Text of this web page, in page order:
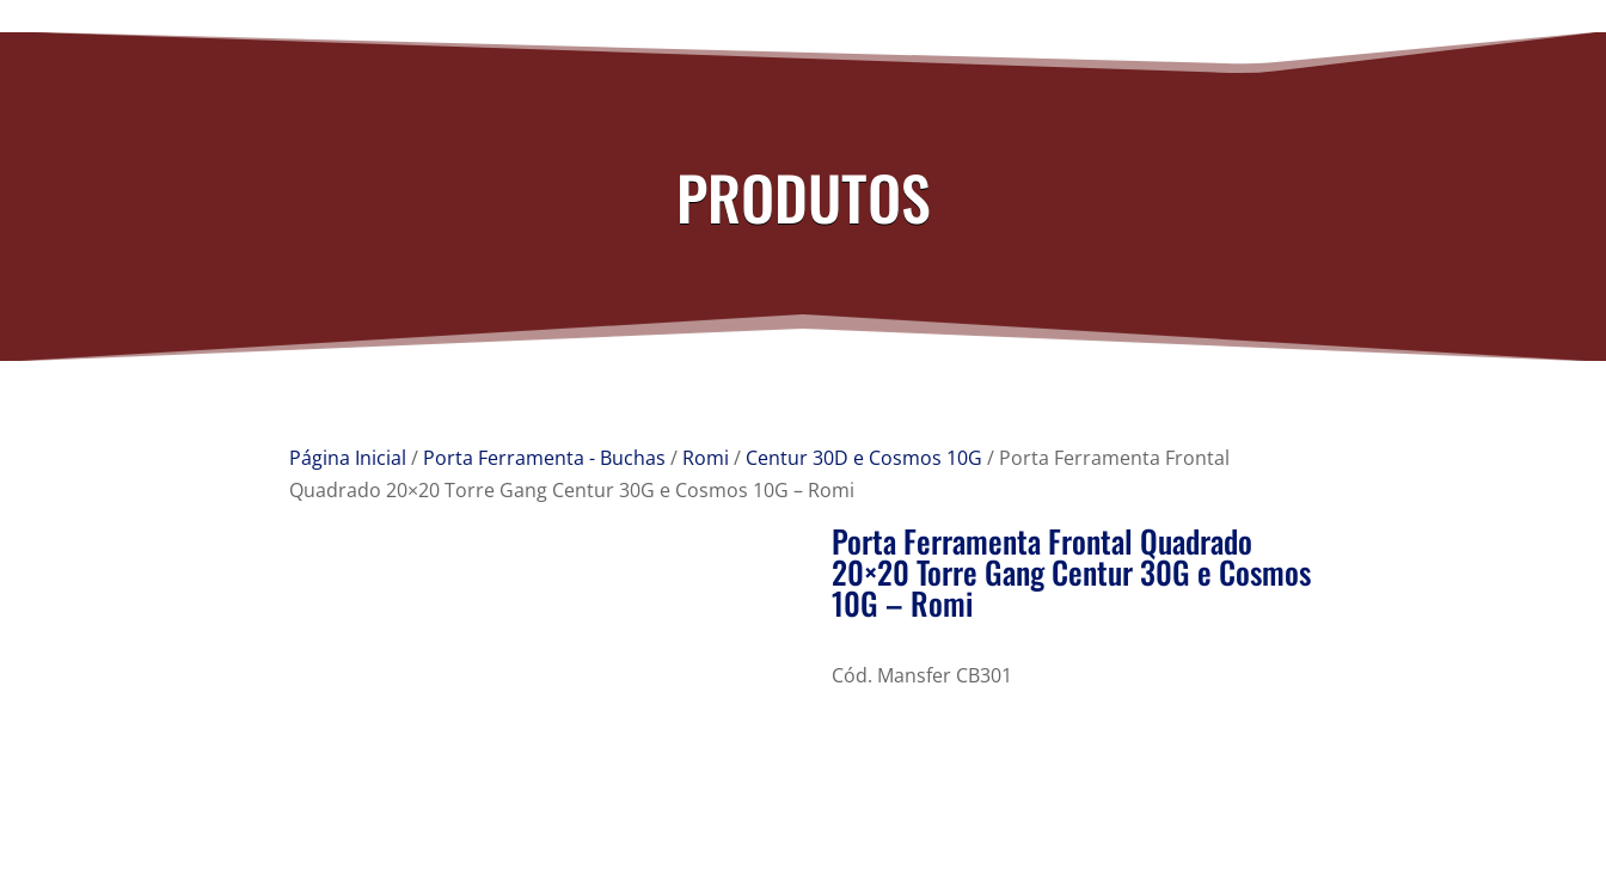
PRODUTOS
Página Inicial / Porta Ferramenta - Buchas / Romi / Centur 30D e Cosmos 10G / Porta Ferramenta Frontal
Quadrado 20×20 Torre Gang Centur 30G e Cosmos 10G – Romi
Porta Ferramenta Frontal Quadrado
20×20 Torre Gang Centur 30G e Cosmos
10G – Romi
Cód. Mansfer CB301